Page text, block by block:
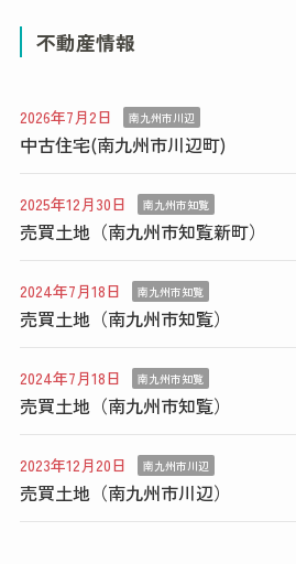
不動産情報
2026年7月2日 南九州市川辺
中古住宅(南九州市川辺町)
2025年12月30日 南九州市知覧
売買土地（南九州市知覧新町）
2024年7月18日 南九州市知覧
売買土地（南九州市知覧）
2024年7月18日 南九州市知覧
売買土地（南九州市知覧）
2023年12月20日 南九州市川辺
売買土地（南九州市川辺）